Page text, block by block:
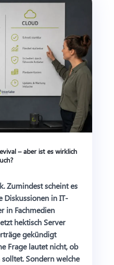
– aber ist es wirklich
Zumindest scheint es
Diskussionen in IT-
in Fachmedien
hektisch Server
gekündigt
Frage lautet nicht, ob
Sondern welche